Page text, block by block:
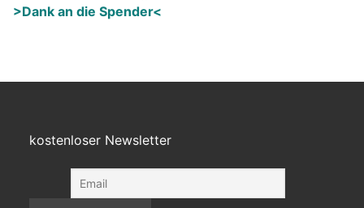
>Dank an die Spender<
kostenloser Newsletter